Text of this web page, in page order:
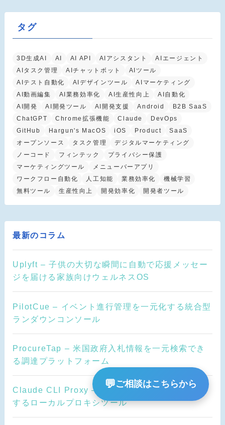
タグ
3D生成AI AI AI API AIアシスタント
AIエージェント
AIタスク管理
AIチャットボット
AIツール
AIテスト自動化
AIデザインツール
AIマーケティング
AI動画編集
AI業務効率化 AI生産性向上
AI自動化
AI開発
AI開発ツール AI開発支援 Android
B2B SaaS
ChatGPT
Chrome拡張機能 Claude
DevOps
GitHub
Hargun's MacOS iOS Product
SaaS
オープンソース
タスク管理
デジタルマーケティング
ノーコード
フィンテック
プライバシー保護
マーケティングツール
メニューバーアプリ
ワークフロー自動化
人工知能 業務効率化
機械学習
無料ツール
生産性向上 開発効率化 開発者ツール
最新のコラム
Uplyft – 子供の大切な瞬間に自動で応援メッセー
ジを届ける家族向けウェルネスOS
PilotCue – イベント進行管理を一元化する統合型
ランダウンコンソール
ProcureTap – 米国政府入札情報を一元検索でき
る調達プラットフォーム
Claude CLI Proxy – Claude Codeを無料API化
するローカルプロキシツール
💬ご相談はこちらから